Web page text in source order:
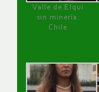
Valle de Elqui
sin minería.
Chile